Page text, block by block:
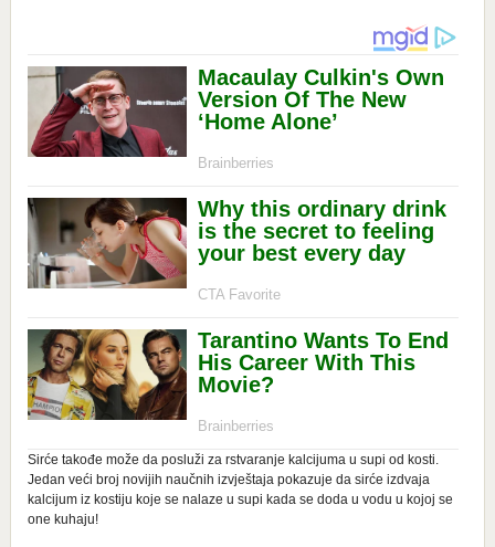
Sirće takođe može da posluži za rstvaranje kalcijuma u supi od kosti.
Jedan veći broj novijih naučnih izvještaja pokazuje da sirće izdvaja
kalcijum iz kostiju koje se nalaze u supi kada se doda u vodu u kojoj se
one kuhaju!